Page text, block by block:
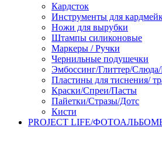
Кардсток
Инструменты для
Ножи для вырубки
Штампы силиконовые
Маркеры / Ручки
Чернильные подушечки
Эмбоссинг/Глиттер/
Пластины для тиснения/
Краски/Спреи/Пасты
Пайетки/Стразы/Дотс
Кисти
PROJECT LIFE/